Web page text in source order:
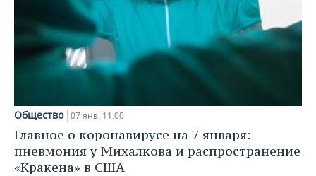
Общество 07 янв, 11:00
Главное о коронавирусе на 7 января:
пневмония у Михалкова и распространение
«Кракена» в США